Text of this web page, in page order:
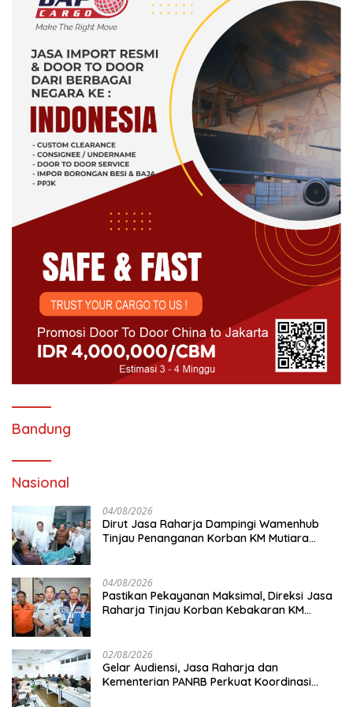
Bandung
Nasional
04/08/2026
Dirut Jasa Raharja Dampingi Wamenhub
Tinjau Penanganan Korban KM Mutiara
04/08/2026
Pastikan Pekayanan Maksimal, Direksi Jasa
Raharja Tinjau Korban Kebakaran KM
02/08/2026
Gelar Audiensi, Jasa Raharja dan
Kementerian PANRB Perkuat Koordinasi